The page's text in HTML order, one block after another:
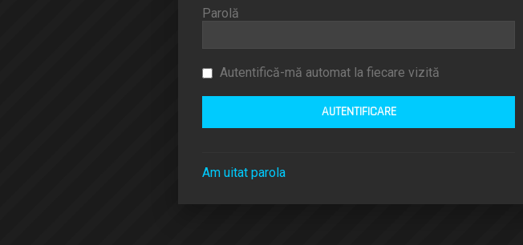
Parolă
Autentifică-mă automat la fiecare vizită
Am uitat parola